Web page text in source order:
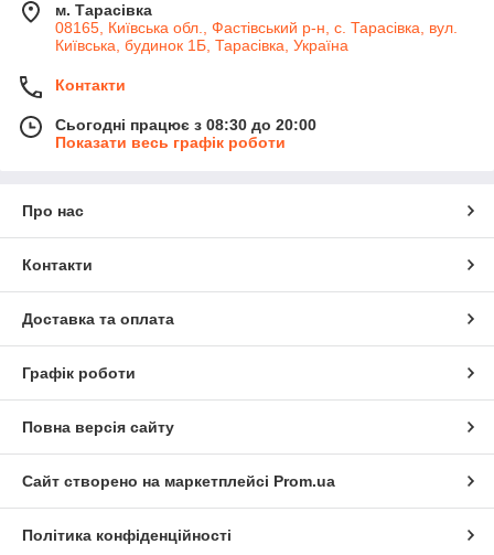
м. Тарасівка
08165, Київська обл., Фастівський р-н, с. Тарасівка, вул.
Київська, будинок 1Б, Тарасівка, Україна
Контакти
Сьогодні працює з 08:30 до 20:00
Показати весь графік роботи
Про нас
Контакти
Доставка та оплата
Графік роботи
Повна версія сайту
Сайт створено на маркетплейсі Prom.ua
Політика конфіденційності